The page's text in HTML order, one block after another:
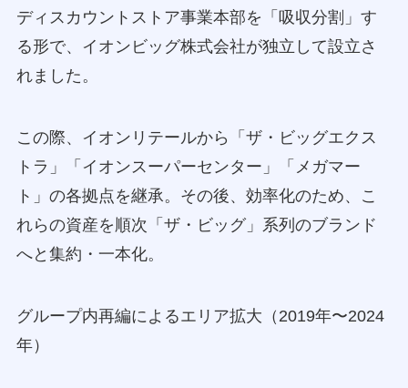
ディスカウントストア事業本部を「吸収分割」す
る形で、イオンビッグ株式会社が独立して設立さ
れました。
この際、イオンリテールから「ザ・ビッグエクス
トラ」「イオンスーパーセンター」「メガマー
ト」の各拠点を継承。その後、効率化のため、こ
れらの資産を順次「ザ・ビッグ」系列のブランド
へと集約・一本化。
グループ内再編によるエリア拡大（2019年〜2024
年）